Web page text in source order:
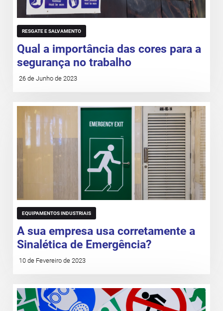
RESGATE E SALVAMENTO
Qual a importância das cores para a
segurança no trabalho
26 de Junho de 2023
EQUIPAMENTOS INDUSTRIAIS
A sua empresa usa corretamente a
Sinalética de Emergência?
10 de Fevereiro de 2023